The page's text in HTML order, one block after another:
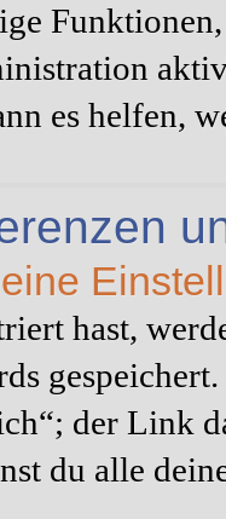
es helfen,
hast,
der Link
du alle